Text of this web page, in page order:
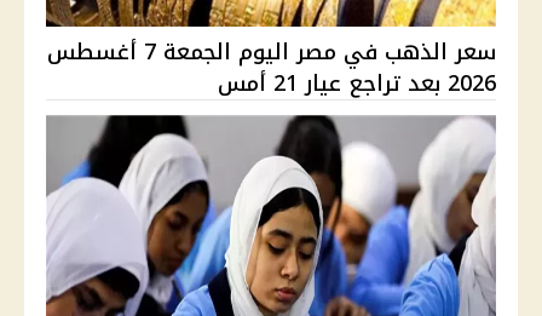
سعر الذهب في مصر اليوم الجمعة 7 أغسطس
2026 بعد تراجع عيار 21 أمس